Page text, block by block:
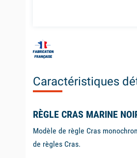
Caractéristiques
RÈGLE CRAS MARINE
Modèle de règle Cras
de règles Cras.